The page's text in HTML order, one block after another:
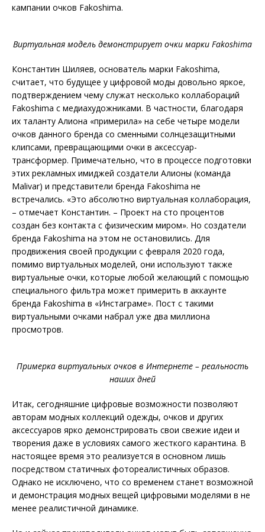
кампании очков Fakoshima.
Виртуальная модель демонстрирует очки марки Fakoshima
Константин Шиляев, основатель марки Fakoshima,
считает, что будущее у цифровой моды довольно яркое,
подтверждением чему служат несколько коллабораций
Fakoshima c медиахудожниками. В частности, благодаря
их таланту Алиона «примерила» на себе четыре модели
очков данного бренда со сменными солнцезащитными
клипсами, превращающими очки в аксессуар-
трансформер. Примечательно, что в процессе подготовки
этих рекламных имиджей создатели Алионы (команда
Malivar) и представители бренда Fakoshima не
встречались. «Это абсолютно виртуальная коллаборация,
– отмечает Константин. – Проект на сто процентов
создан без контакта с физическим миром». Но создатели
бренда Fakoshima на этом не остановились. Для
продвижения своей продукции с февраля 2020 года,
помимо виртуальных моделей, они используют также
виртуальные очки, которые любой желающий с помощью
специального фильтра может примерить в аккаунте
бренда Fakoshima в «Инстаграме». Пост с такими
виртуальными очками набрал уже два миллиона
просмотров.
Примерка виртуальных очков в Интернете – реальность
наших дней
Итак, сегодняшние цифровые возможности позволяют
авторам модных коллекций одежды, очков и других
аксессуаров ярко демонстрировать свои свежие идеи и
творения даже в условиях самого жесткого карантина. В
настоящее время это реализуется в основном лишь
посредством статичных фотореалистичных образов.
Однако не исключено, что со временем станет возможной
и демонстрация модных вещей цифровыми моделями в не
менее реалистичной динамике.